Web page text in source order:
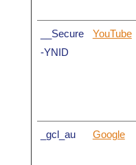
__Secure
-YNID
YouTube
_gcl_au Google